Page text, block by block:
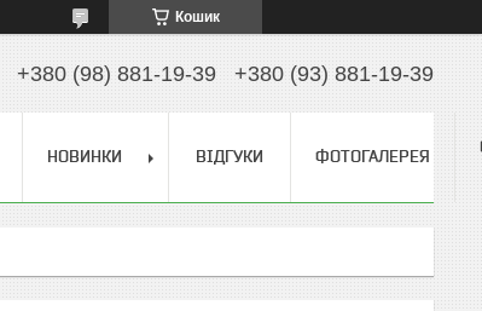
Кошик
+380 (98) 881-19-39 +380 (93) 881-19-39
НОВИНКИ ВІДГУКИ ФОТОГАЛЕРЕЯ